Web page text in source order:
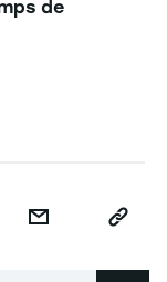
de